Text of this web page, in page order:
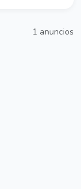
1 anuncios